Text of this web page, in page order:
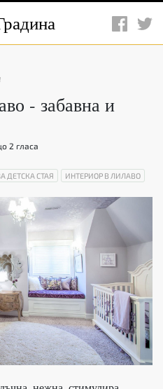
- забавна и
2 гласа
ДЕТСКА СТАЯ ИНТЕРИОР В ЛИЛАВО